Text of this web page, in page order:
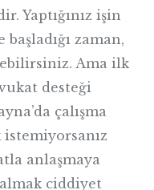
Yaptığınız işin
zaman,
Ama ilk
desteği
çalışma
istemiyorsanız
anlaşmaya
almak ciddiyet